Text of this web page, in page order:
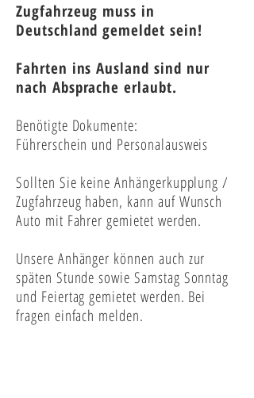
Zugfahrzeug muss in
Deutschland gemeldet sein!
Fahrten ins Ausland sind nur
nach Absprache erlaubt.
Benötigte Dokumente:
Führerschein und Personalausweis
Sollten Sie keine Anhängerkupplung /
Zugfahrzeug haben, kann auf Wunsch
Auto mit Fahrer gemietet werden.
Unsere Anhänger können auch zur
späten Stunde sowie Samstag Sonntag
und Feiertag gemietet werden. Bei
fragen einfach melden.